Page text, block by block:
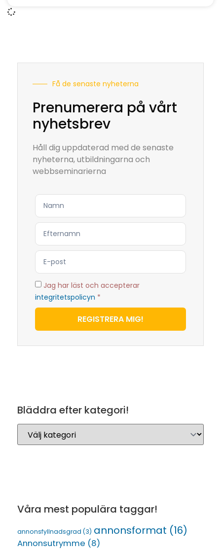
Få de senaste nyheterna
Prenumerera på vårt
nyhetsbrev
Håll dig uppdaterad med de senaste
nyheterna, utbildningarna och
webbseminarierna
Jag har läst och accepterar
integritetspolicyn *
REGISTRERA MIG!
Bläddra efter kategori!
Våra mest populära taggar!
annonsfyllnadsgrad (3) annonsformat (16)
Annonsutrymme (8)